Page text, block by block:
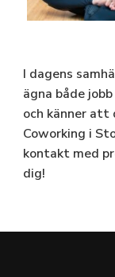
I dagens
ägna både
och känner
Coworking i
kontakt med
dig!